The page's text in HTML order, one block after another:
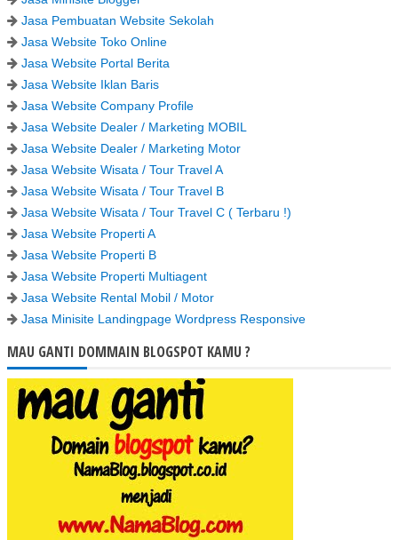
Jasa Pembuatan Website Sekolah
Jasa Website Toko Online
Jasa Website Portal Berita
Jasa Website Iklan Baris
Jasa Website Company Profile
Jasa Website Dealer / Marketing MOBIL
Jasa Website Dealer / Marketing Motor
Jasa Website Wisata / Tour Travel A
Jasa Website Wisata / Tour Travel B
Jasa Website Wisata / Tour Travel C ( Terbaru !)
Jasa Website Properti A
Jasa Website Properti B
Jasa Website Properti Multiagent
Jasa Website Rental Mobil / Motor
Jasa Minisite Landingpage Wordpress Responsive
MAU GANTI DOMMAIN BLOGSPOT KAMU ?